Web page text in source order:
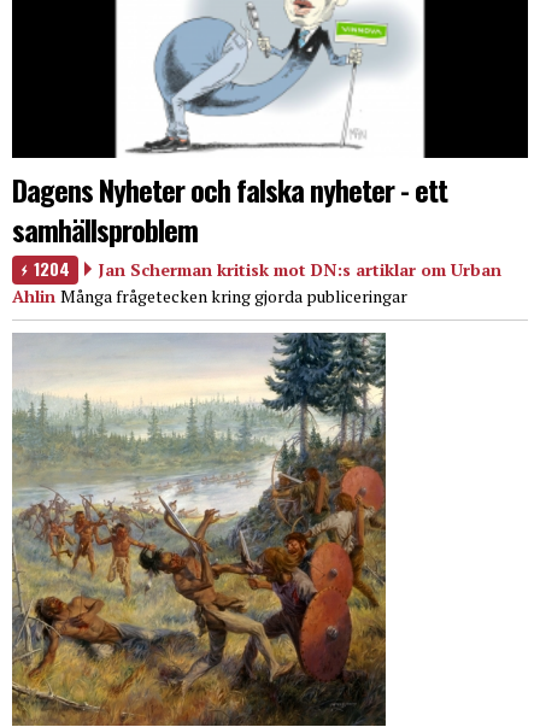
Dagens Nyheter och falska nyheter - ett
samhällsproblem
1204
Jan Scherman kritisk mot DN:s artiklar om Urban
Ahlin Många frågetecken kring gjorda publiceringar